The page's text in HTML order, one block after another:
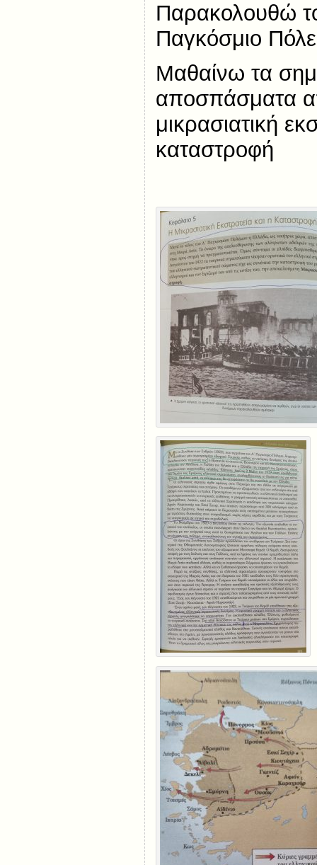
Παρακολουθώ
Παγκόσμιο
Μαθαίνω τα
αποσπάσματα
μικρασιατική
καταστροφή